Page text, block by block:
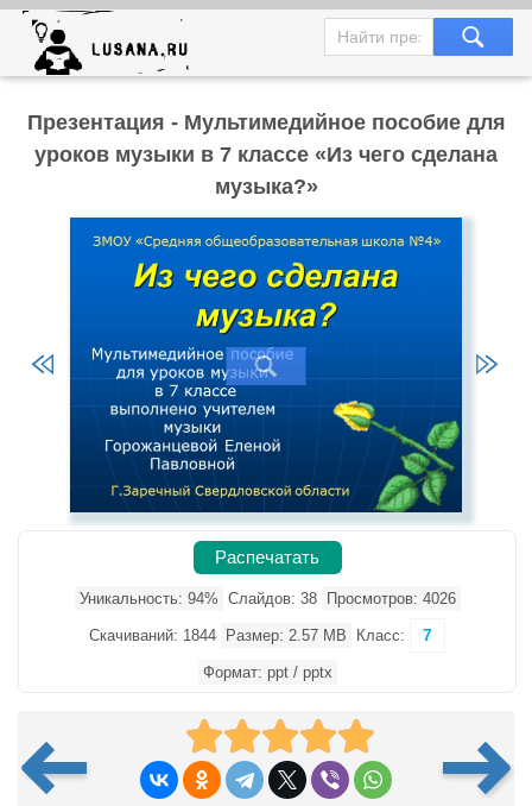
Презентация - Мультимедийное пособие для
уроков музыки в 7 классе «Из чего сделана
музыка?»
Распечатать
Уникальность: 94% Слайдов: 38 Просмотров: 4026
Скачиваний: 1844 Размер: 2.57 MB Класс: 7
Формат: ppt / pptx